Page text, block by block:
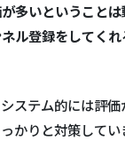
多いということ
ル登録をしてく
ステム的には評
かりと対策してい